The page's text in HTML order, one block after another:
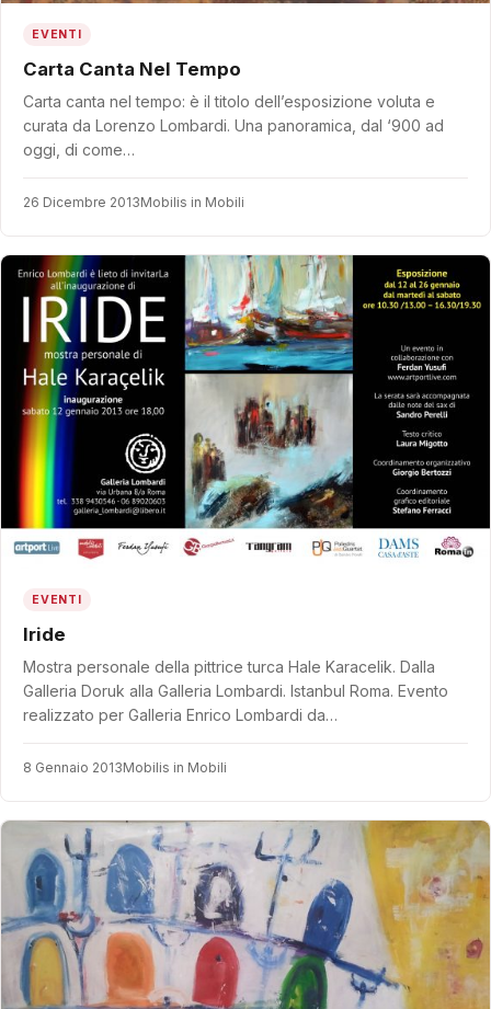
EVENTI
Carta Canta Nel Tempo
Carta canta nel tempo: è il titolo dell’esposizione voluta e
curata da Lorenzo Lombardi. Una panoramica, dal ‘900 ad
oggi, di come…
26 Dicembre 2013Mobilis in Mobili
EVENTI
Iride
Mostra personale della pittrice turca Hale Karacelik. Dalla
Galleria Doruk alla Galleria Lombardi. Istanbul Roma. Evento
realizzato per Galleria Enrico Lombardi da…
8 Gennaio 2013Mobilis in Mobili